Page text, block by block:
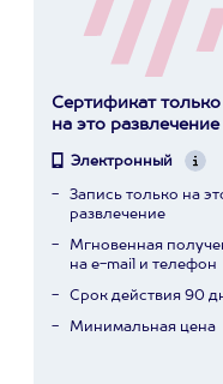
Сертификат только
на это развлечение
Электронный
Запись только на
развлечение
Мгновенная
на e-mail и телефон
Срок действия 90
Минимальная цена